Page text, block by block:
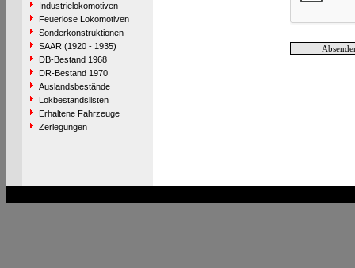
Industrielokomotiven
Feuerlose Lokomotiven
Sonderkonstruktionen
SAAR (1920 - 1935)
DB-Bestand 1968
DR-Bestand 1970
Auslandsbestände
Lokbestandslisten
Erhaltene Fahrzeuge
Zerlegungen